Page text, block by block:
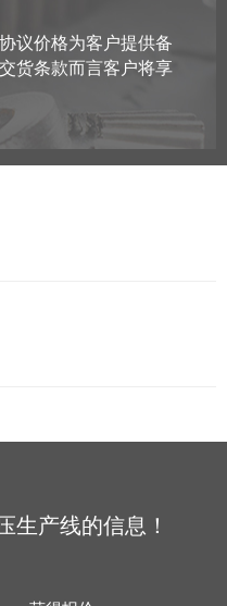
议价格为客户提供备
货条款而言客户将享
生产线的信息！